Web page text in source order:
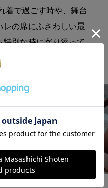
着で過ごす時や、舞台
レの席にふさわしい最
特別な時に寄り添って